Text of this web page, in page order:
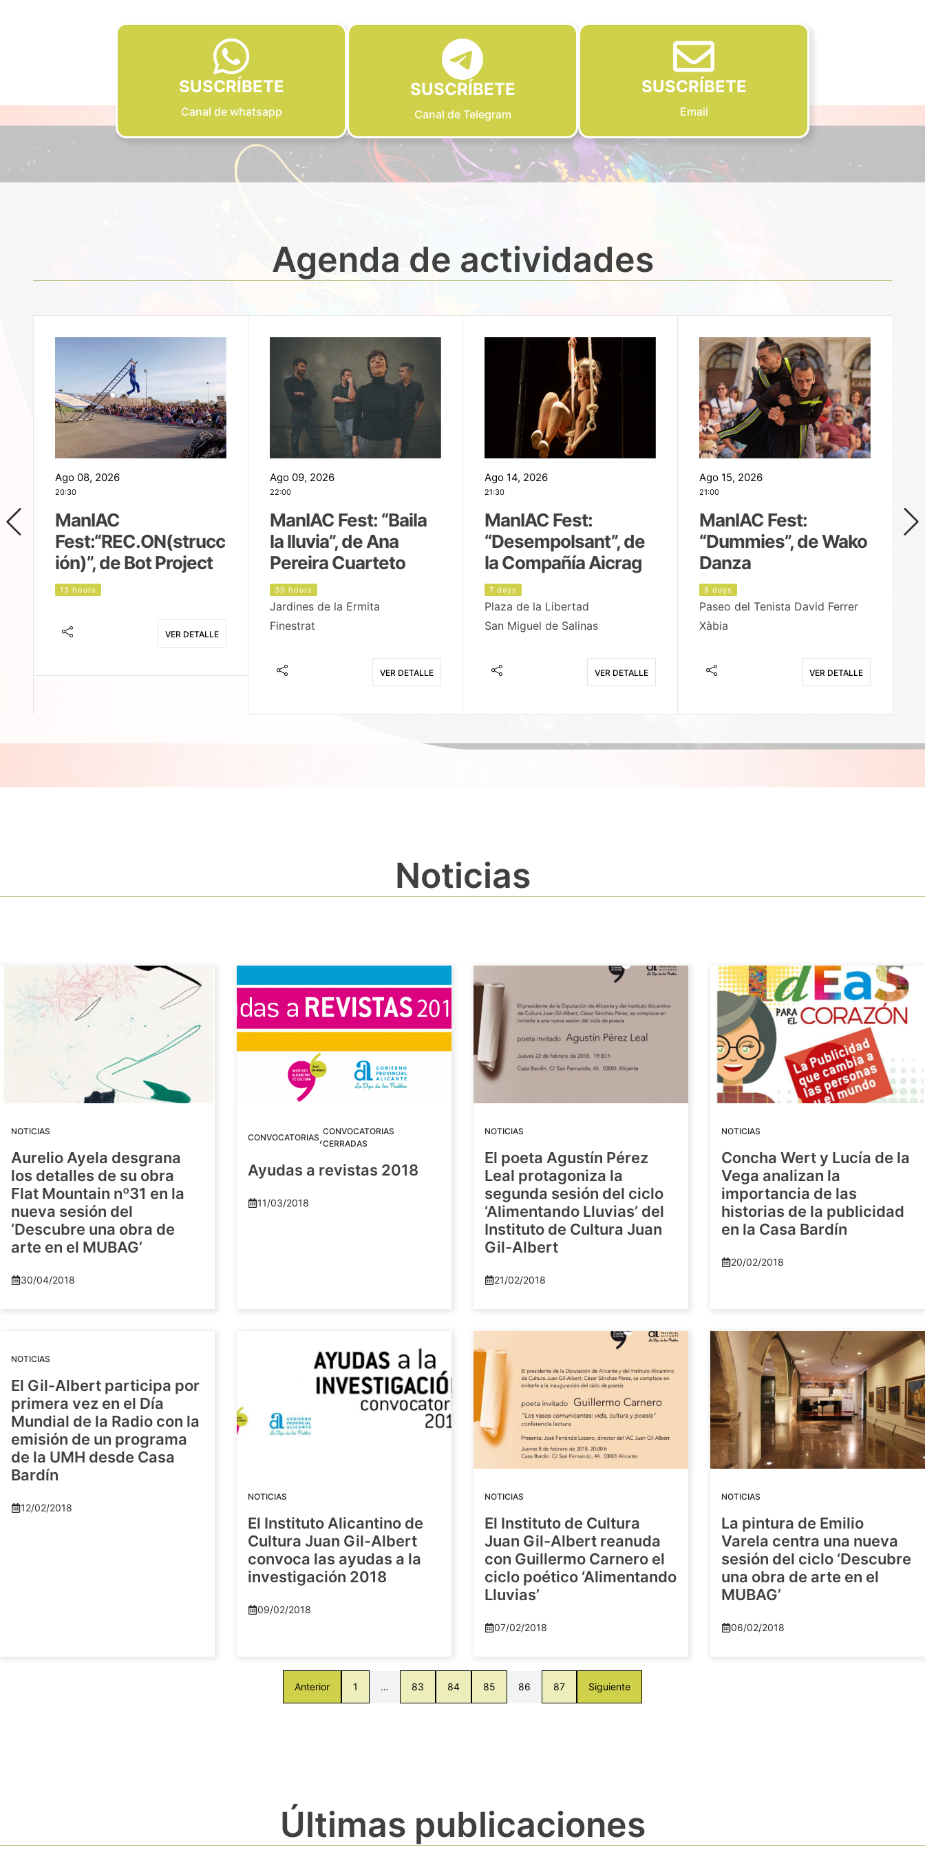
SUSCRÍBETE
Canal de whatsapp
SUSCRÍBETE
Canal de Telegram
SUSCRÍBETE
Email
Agenda de actividades
Ago 08, 2026
20:30
ManIAC
Fest:“REC.ON(strucc
ión)”, de Bot Project
13 hours
VER DETALLE
Ago 09, 2026
22:00
ManIAC Fest: “Baila
la lluvia”, de Ana
Pereira Cuarteto
39 hours
Jardines de la Ermita
Finestrat
VER DETALLE
Ago 14, 2026
21:30
ManIAC Fest:
“Desempolsant”, de
la Compañía Aicrag
7 days
Plaza de la Libertad
San Miguel de Salinas
VER DETALLE
Ago 15, 2026
21:00
ManIAC Fest:
“Dummies”, de Wako
Danza
8 days
Paseo del Tenista David Ferrer
Xàbia
VER DETALLE
Noticias
NOTICIAS
Aurelio Ayela desgrana
los detalles de su obra
Flat Mountain nº31 en la
nueva sesión del
‘Descubre una obra de
arte en el MUBAG’
30/04/2018
CONVOCATORIAS,CONVOCATORIAS
CERRADAS
Ayudas a revistas 2018
11/03/2018
NOTICIAS
El poeta Agustín Pérez
Leal protagoniza la
segunda sesión del ciclo
‘Alimentando Lluvias’ del
Instituto de Cultura Juan
Gil-Albert
21/02/2018
NOTICIAS
Concha Wert y Lucía de la
Vega analizan la
importancia de las
historias de la publicidad
en la Casa Bardín
20/02/2018
NOTICIAS
El Gil-Albert participa por
primera vez en el Día
Mundial de la Radio con la
emisión de un programa
de la UMH desde Casa
Bardín
12/02/2018
NOTICIAS
El Instituto Alicantino de
Cultura Juan Gil-Albert
convoca las ayudas a la
investigación 2018
09/02/2018
NOTICIAS
El Instituto de Cultura
Juan Gil-Albert reanuda
con Guillermo Carnero el
ciclo poético ‘Alimentando
Lluvias’
07/02/2018
NOTICIAS
La pintura de Emilio
Varela centra una nueva
sesión del ciclo ‘Descubre
una obra de arte en el
MUBAG’
06/02/2018
Anterior 1 … 83 84 85 86 87 Siguiente
Últimas publicaciones